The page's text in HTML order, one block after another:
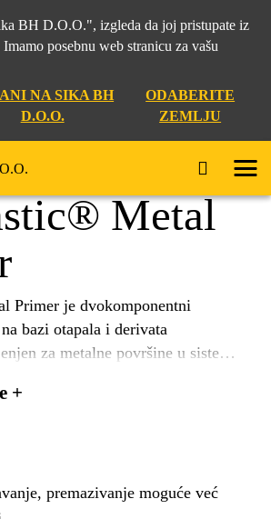
BH D.O.O.", izgleda da joj pristupate iz
posebnu web stranicu za vašu
NA SIKA BH
D.O.O.
ODABERITE
ZEMLJU
Sikalastic® Metal Primer
Metal
Primer je dvokomponentni
bazi otapala i derivata
za metalne površine u sistemu
+
premazivanje moguće već